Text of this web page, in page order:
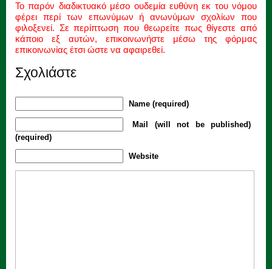
Το παρόν διαδικτυακό μέσο ουδεμία ευθύνη εκ του νόμου
φέρει περί των επωνύμων ή ανωνύμων σχολίων που
φιλοξενεί. Σε περίπτωση που θεωρείτε πως θίγεστε από
κάποιο εξ αυτών, επικοινωνήστε μέσω της φόρμας
επικοινωνίας έτσι ώστε να αφαιρεθεί.
Σχολιάστε
Name (required)
Mail (will not be published)
(required)
Website